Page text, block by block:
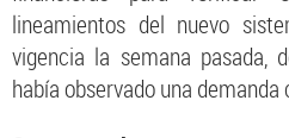
lineamientos del nuevo
vigencia la semana pasada,
había observado una